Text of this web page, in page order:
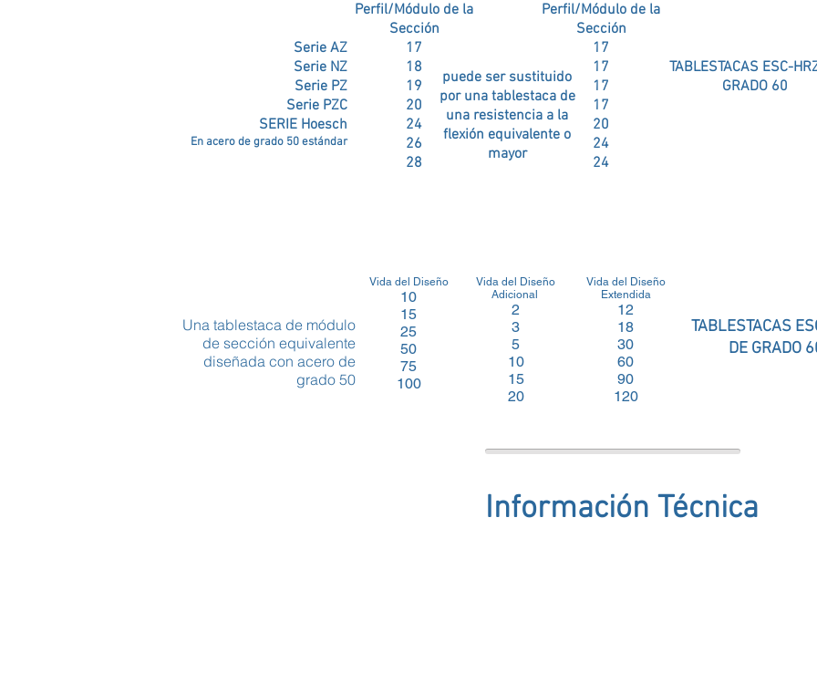
Serie AZ
Serie NZ
Serie PZ
Serie PZC
SERIE Hoesch
En acero de grado 50 estándar
Perfil/Módulo de la
Sección
17
18
19
20
24
26
28
Perfil/Módulo de la
Sección
17
17
17
17
20
24
24
TABLESTACAS ESC-
GRADO 60
puede ser sustituido
por una tablestaca de
una resistencia a la
flexión equivalente o
mayor
Una tablestaca de módulo
de sección equivalente
diseñada con acero de
grado 50
Vida del Diseño
10
15
25
50
75
100
Vida del Diseño
Adicional
2
3
5
10
15
20
Vida del Diseño
Extendida
12
18
30
60
90
120
TABLESTACAS
DE GRADO
Información Técnica